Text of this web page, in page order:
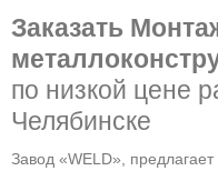
Заказать
по низкой цене
Челябинске
Завод «WELD»,